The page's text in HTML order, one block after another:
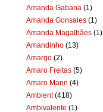
Amanda Gabana (1)
Amanda Gonsales (1)
Amanda Magalhães (1)
Amandinho (13)
Amargo (2)
Amaro Freitas (5)
Amaro Mann (4)
Ambient (418)
Ambivalente (1)